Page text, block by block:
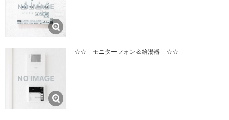
☆☆ モニターフォン＆給湯器 ☆☆